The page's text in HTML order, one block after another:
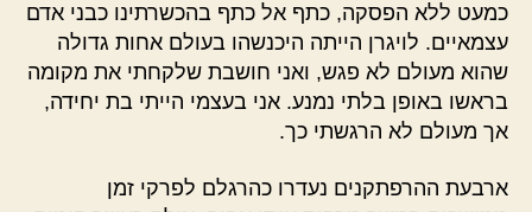
כמעט ללא הפסקה, כתף אל כתף בהכשרתינו כבני אדם
עצמאיים. לויגרן הייתה היכנשהו בעולם אחות גדולה
שהוא מעולם לא פגש, ואני חושבת שלקחתי את מקומה
בראשו באופן בלתי נמנע. אני בעצמי הייתי בת יחידה,
אך מעולם לא הרגשתי כך.
ארבעת ההרפתקנים נעדרו כהרגלם לפרקי זמן